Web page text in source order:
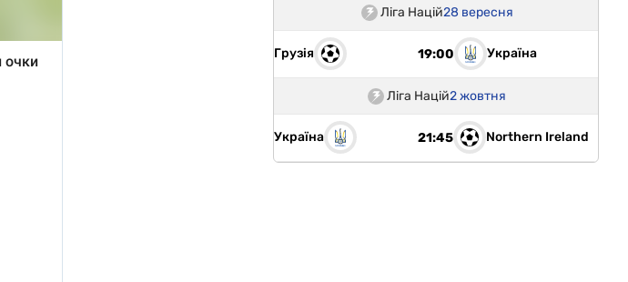
Ліга Націй28 вересня
Грузія 19:00 Україна
Ліга Націй2 жовтня
Україна 21:45 Northern Ireland